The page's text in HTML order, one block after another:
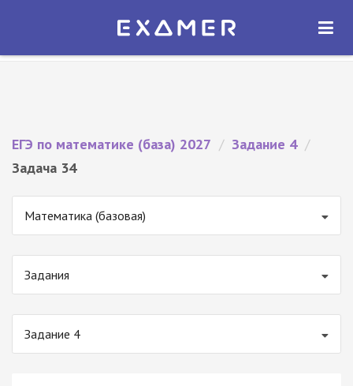
Экзамер — ЕГЭ 2027
ОТКРЫТЬ
ЕГЭ по математике (база) 2027 / Задание 4 /
Задача 34
Математика (базовая)
Задания
Задание 4